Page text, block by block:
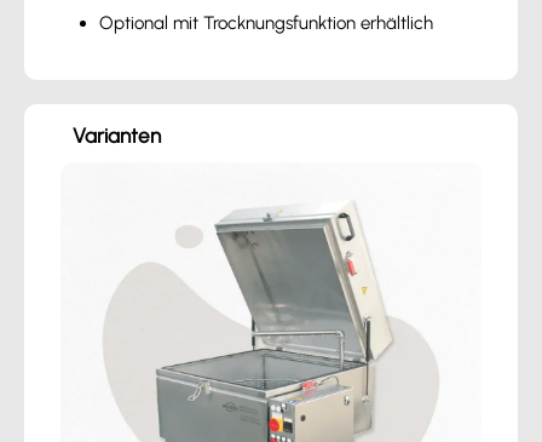
Optional mit Trocknungsfunktion erhältlich
Varianten